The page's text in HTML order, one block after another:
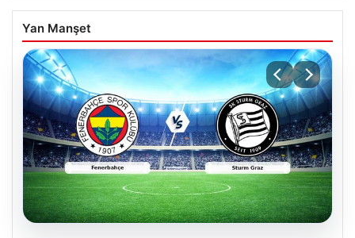
Yan Manşet